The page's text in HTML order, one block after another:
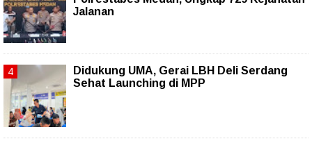
Jalanan
Didukung UMA, Gerai LBH Deli Serdang
Sehat Launching di MPP